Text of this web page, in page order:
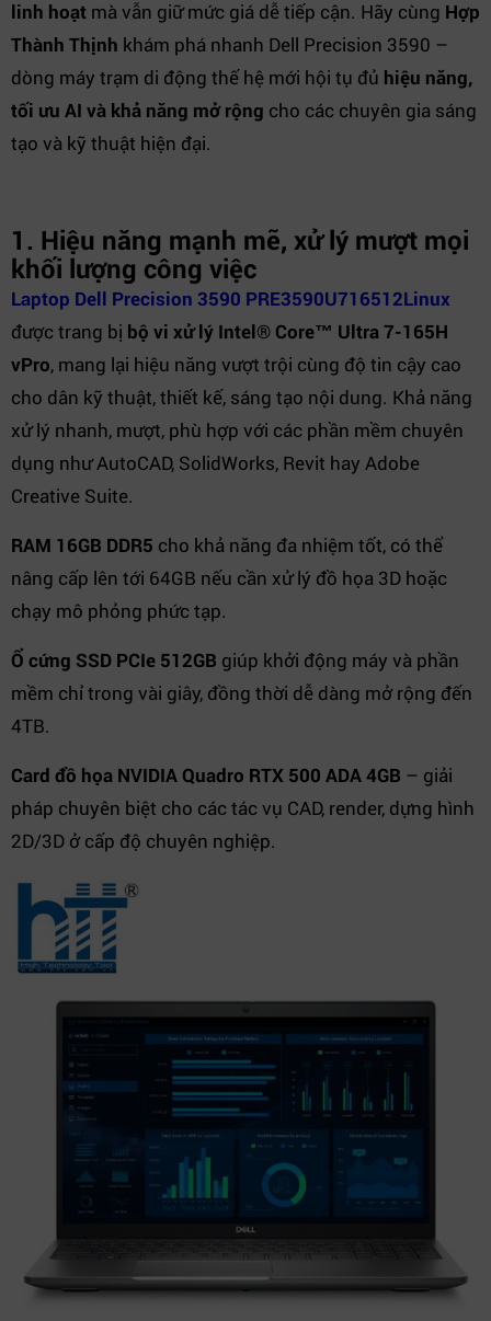
linh hoạt mà vẫn giữ mức giá dễ tiếp cận. Hãy cùng Hợp
Thành Thịnh khám phá nhanh Dell Precision 3590 –
dòng máy trạm di động thế hệ mới hội tụ đủ hiệu năng,
tối ưu AI và khả năng mở rộng cho các chuyên gia sáng
tạo và kỹ thuật hiện đại.
1. Hiệu năng mạnh mẽ, xử lý mượt mọi
khối lượng công việc
Laptop Dell Precision 3590 PRE3590U716512Linux
được trang bị bộ vi xử lý Intel® Core™ Ultra 7-165H
vPro, mang lại hiệu năng vượt trội cùng độ tin cậy cao
cho dân kỹ thuật, thiết kế, sáng tạo nội dung. Khả năng
xử lý nhanh, mượt, phù hợp với các phần mềm chuyên
dụng như AutoCAD, SolidWorks, Revit hay Adobe
Creative Suite.
RAM 16GB DDR5 cho khả năng đa nhiệm tốt, có thể
nâng cấp lên tới 64GB nếu cần xử lý đồ họa 3D hoặc
chạy mô phỏng phức tạp.
Ổ cứng SSD PCIe 512GB giúp khởi động máy và phần
mềm chỉ trong vài giây, đồng thời dễ dàng mở rộng đến
4TB.
Card đồ họa NVIDIA Quadro RTX 500 ADA 4GB – giải
pháp chuyên biệt cho các tác vụ CAD, render, dựng hình
2D/3D ở cấp độ chuyên nghiệp.